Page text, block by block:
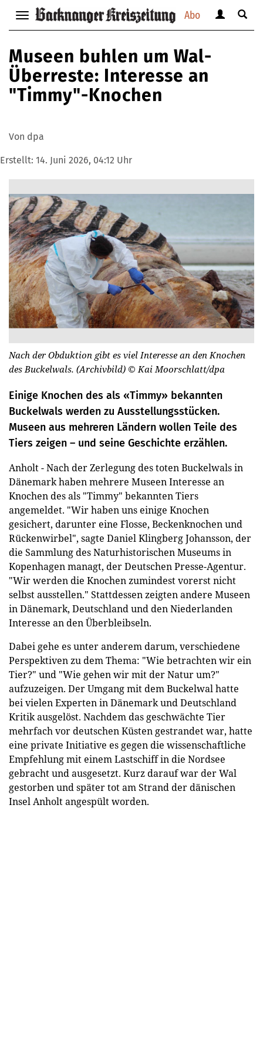
Abo
Navigation
anzeigen
verbergen
anzeigen
Suche
Museen buhlen um Wal-
Überreste: Interesse an
"Timmy"-Knochen
Von dpa
Erstellt: 14. Juni 2026, 04:12 Uhr
Nach der Obduktion gibt es viel Interesse an den Knochen
des Buckelwals. (Archivbild) © Kai Moorschlatt/dpa
Einige Knochen des als «Timmy» bekannten
Buckelwals werden zu Ausstellungsstücken.
Museen aus mehreren Ländern wollen Teile des
Tiers zeigen – und seine Geschichte erzählen.
Anholt - Nach der Zerlegung des toten Buckelwals in
Dänemark haben mehrere Museen Interesse an
Knochen des als "Timmy" bekannten Tiers
angemeldet. "Wir haben uns einige Knochen
gesichert, darunter eine Flosse, Beckenknochen und
Rückenwirbel", sagte Daniel Klingberg Johansson, der
die Sammlung des Naturhistorischen Museums in
Kopenhagen managt, der Deutschen Presse-Agentur.
"Wir werden die Knochen zumindest vorerst nicht
selbst ausstellen." Stattdessen zeigten andere Museen
in Dänemark, Deutschland und den Niederlanden
Interesse an den Überbleibseln.
Dabei gehe es unter anderem darum, verschiedene
Perspektiven zu dem Thema: "Wie betrachten wir ein
Tier?" und "Wie gehen wir mit der Natur um?"
aufzuzeigen. Der Umgang mit dem Buckelwal hatte
bei vielen Experten in Dänemark und Deutschland
Kritik ausgelöst. Nachdem das geschwächte Tier
mehrfach vor deutschen Küsten gestrandet war, hatte
eine private Initiative es gegen die wissenschaftliche
Empfehlung mit einem Lastschiff in die Nordsee
gebracht und ausgesetzt. Kurz darauf war der Wal
gestorben und später tot am Strand der dänischen
Insel Anholt angespült worden.